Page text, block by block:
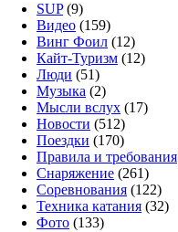
SUP(9)
Видео (159)
Винг Фоил (12)
Кайт-Туризм (12)
Люди (51)
Музыка (2)
Мысли вслух (17)
Новости (512)
Поездки (170)
Правила и требования
Снаряжение (261)
Соревнования (122)
Техника катания (32)
Фото (133)